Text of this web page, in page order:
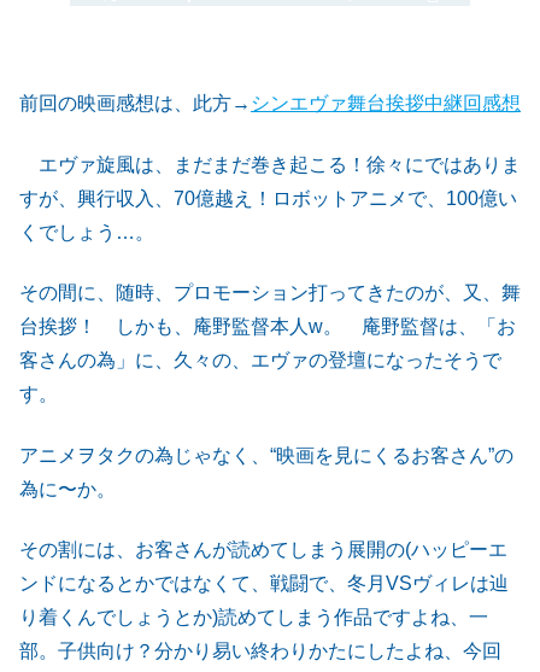
前回の映画感想は、此方→ シンエヴァ舞台挨拶中継回感想
エヴァ旋風は、まだまだ巻き起こる！徐々にではありま
すが、興行収入、70億越え！ロボットアニメで、100億い
くでしょう…。
その間に、随時、プロモーション打ってきたのが、又、舞
台挨拶！ しかも、庵野監督本人w。 庵野監督は、「お
客さんの為」に、久々の、エヴァの登壇になったそうで
す。
アニメヲタクの為じゃなく、“映画を見にくるお客さん”の
為に〜か。
その割には、お客さんが読めてしまう展開の(ハッピーエ
ンドになるとかではなくて、戦闘で、冬月VSヴィレは辿
り着くんでしょうとか)読めてしまう作品ですよね、一
部。子供向け？分かり易い終わりかたにしたよね、今回